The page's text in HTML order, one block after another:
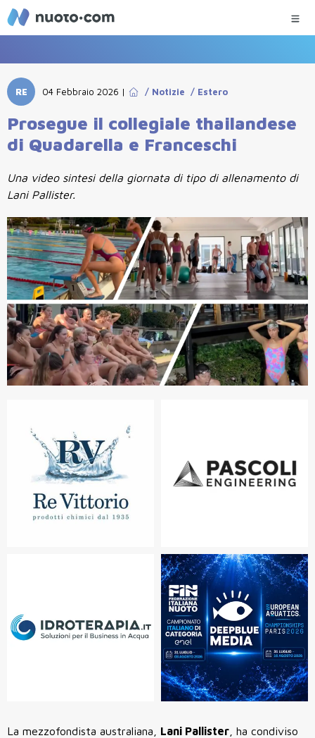
RE 04 Febbraio 2026 | / Notizie / Estero
Prosegue il collegiale thailandese
di Quadarella e Franceschi
Una video sintesi della giornata di tipo di allenamento di
Lani Pallister.
La mezzofondista australiana, Lani Pallister , ha condiviso